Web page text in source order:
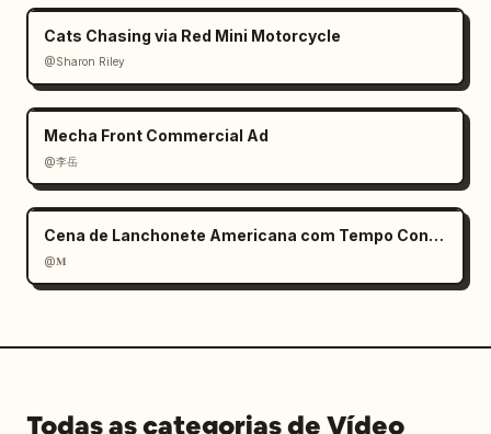
Cats Chasing via Red Mini Motorcycle
@Sharon Riley
Mecha Front Commercial Ad
@李岳
Cena de Lanchonete Americana com Tempo Congelado
@𝐌
Todas as categorias de Vídeo